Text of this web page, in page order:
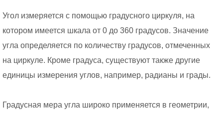
Угол измеряется с помощью градусного циркуля, на
котором имеется шкала от 0 до 360 градусов. Значение
угла определяется по количеству градусов, отмеченных
на циркуле. Кроме градуса, существуют также другие
единицы измерения углов, например, радианы и грады.
Градусная мера угла широко применяется в геометрии,